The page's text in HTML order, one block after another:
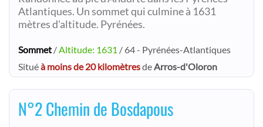
Atlantiques. Un sommet qui culmine à 1631
mètres d'altitude. Pyrénées.
Sommet /Altitude: 1631 / 64 - Pyrénées-Atlantiques
Situéà moins de 20 kilomètresdeArros-d'Oloron
N°2 Chemin de Bosdapous